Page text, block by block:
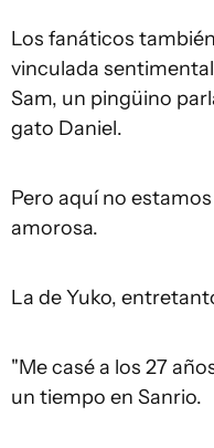
Los fanáticos
vinculada
Sam, un pingüino
gato Daniel.
Pero aquí no
amorosa.
La de Yuko,
"Me casé a los 27
un tiempo en Sanrio.